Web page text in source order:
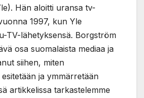
Hän aloitti uransa tv-
1997, kun Yle
TV-lähetyksensä. Borgström
osa suomalaista mediaa ja
siihen, miten
ja ymmärretään
artikkelissa tarkastelemme